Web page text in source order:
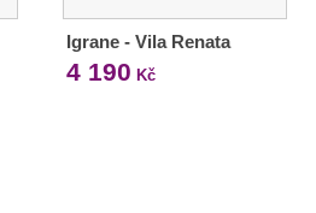
Igrane - Vila Renata
4 190 Kč